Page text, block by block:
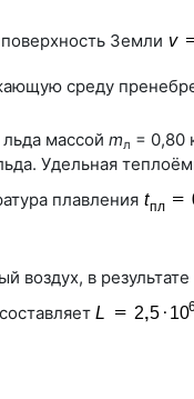
Земли
среду
массой mл = 0,80
Удельная
плавления
воздух, в результате